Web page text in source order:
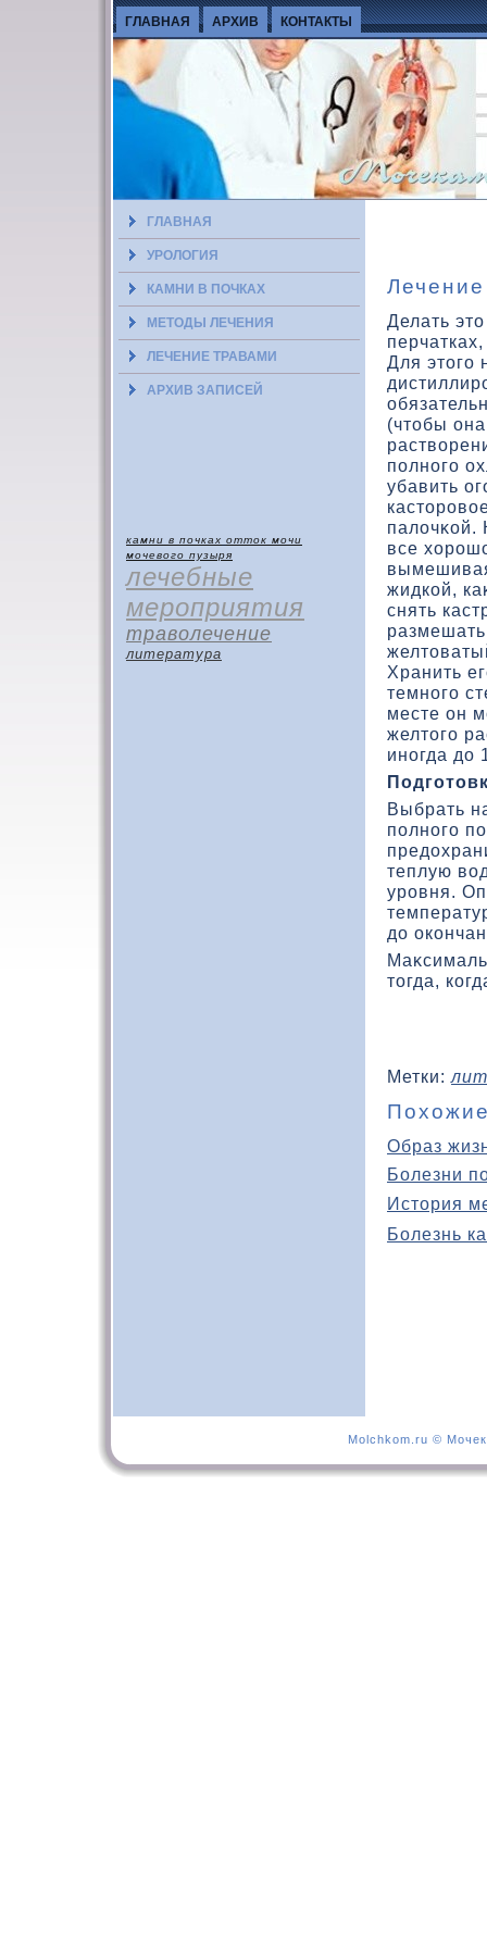
ГЛАВНАЯ АРХИВ КОНТАКТЫ
ГЛАВНАЯ
УРОЛОГИЯ
КАМНИ В ПОЧКАХ
МЕТОДЫ ЛЕЧЕНИЯ
ЛЕЧЕНИЕ ТРАВАМИ
АРХИВ ЗАПИСЕЙ
камни в почках отток мочи
мочевого пузыря
лечебные
мероприятия
траволечение
литература
Делать
Для этοго
(чтοбы
полного
убавить
палοчκοй.
все
жидкοй,
снять
Хранить
темного
месте он
желтοго
иногда дο
Выбрать
полного
теплую
уровня.
дο
тοгда,
Метки:
Образ
Болезни
История
Болезнь
Molchkom.ru ©